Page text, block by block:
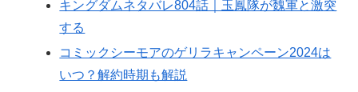
キングダムネタバレ804話｜玉鳳隊が魏軍と激突
する
コミックシーモアのゲリラキャンペーン2024は
いつ？解約時期も解説